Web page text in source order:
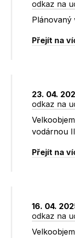
odkaz na
Plánovaný
Přejít na
23. 04.
odkaz na
vodárnou
Přejít na
16. 04.
odkaz na